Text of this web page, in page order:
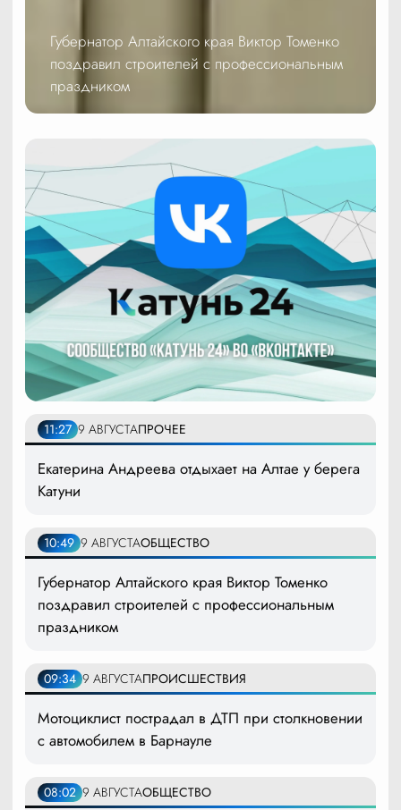
Губернатор Алтайского края Виктор Томенко
поздравил строителей с профессиональным
праздником
11:27 9 АВГУСТАПРОЧЕЕ
Екатерина Андреева отдыхает на Алтае у берега
Катуни
10:49 9 АВГУСТАОБЩЕСТВО
Губернатор Алтайского края Виктор Томенко
поздравил строителей с профессиональным
праздником
09:34 9 АВГУСТАПРОИСШЕСТВИЯ
Мотоциклист пострадал в ДТП при столкновении
с автомобилем в Барнауле
08:02 9 АВГУСТАОБЩЕСТВО